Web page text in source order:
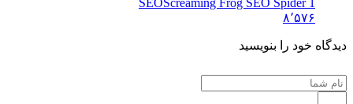
SEOScreaming Frog SEO Spider 1
۸٬۵۷۶
خود را بنویسید